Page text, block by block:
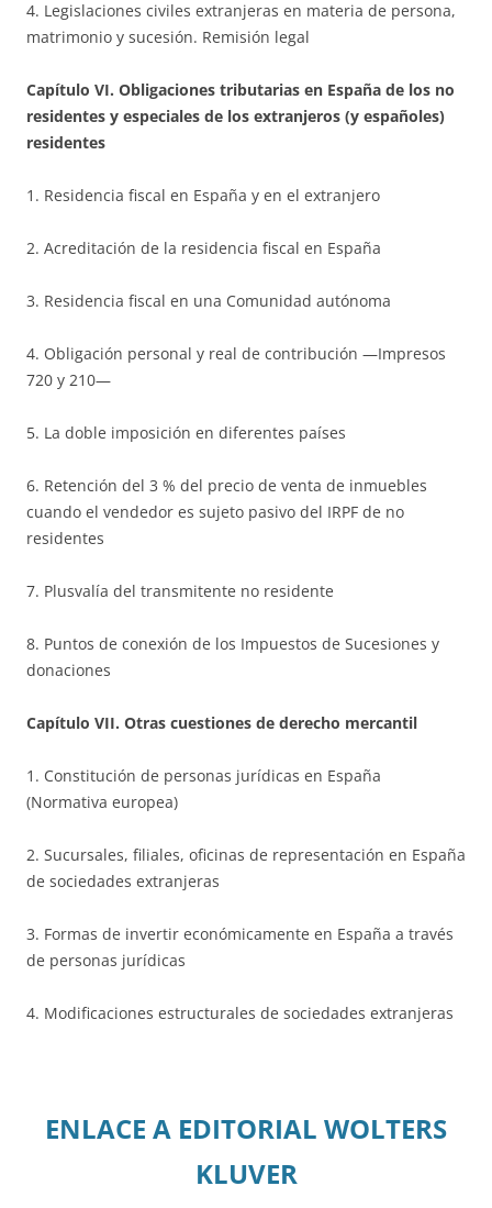
4. Legislaciones civiles extranjeras en materia de persona,
matrimonio y sucesión. Remisión legal
Capítulo VI. Obligaciones tributarias en España de los no
residentes y especiales de los extranjeros (y españoles)
residentes
1. Residencia fiscal en España y en el extranjero
2. Acreditación de la residencia fiscal en España
3. Residencia fiscal en una Comunidad autónoma
4. Obligación personal y real de contribución —Impresos
720 y 210—
5. La doble imposición en diferentes países
6. Retención del 3 % del precio de venta de inmuebles
cuando el vendedor es sujeto pasivo del IRPF de no
residentes
7. Plusvalía del transmitente no residente
8. Puntos de conexión de los Impuestos de Sucesiones y
donaciones
Capítulo VII. Otras cuestiones de derecho mercantil
1. Constitución de personas jurídicas en España
(Normativa europea)
2. Sucursales, filiales, oficinas de representación en España
de sociedades extranjeras
3. Formas de invertir económicamente en España a través
de personas jurídicas
4. Modificaciones estructurales de sociedades extranjeras
ENLACE A EDITORIAL WOLTERS
KLUVER